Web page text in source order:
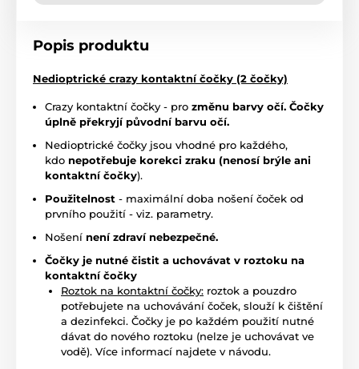
Popis produktu
Nedioptrické crazy kontaktní čočky (2 čočky)
Crazy kontaktní čočky - pro změnu barvy očí. Čočky
úplně překryjí původní barvu očí.
Nedioptrické čočky jsou vhodné pro každého,
kdo nepotřebuje korekci zraku (nenosí brýle ani
kontaktní čočky).
Použitelnost - maximální doba nošení čoček od
prvního použití - viz. parametry.
Nošení není zdraví nebezpečné.
Čočky je nutné čistit a uchovávat v roztoku na
kontaktní čočky
Roztok na kontaktní čočky: roztok a pouzdro
potřebujete na uchovávání čoček, slouží k čištění
a dezinfekci. Čočky je po každém použití nutné
dávat do nového roztoku (nelze je uchovávat ve
vodě). Více informací najdete v návodu.